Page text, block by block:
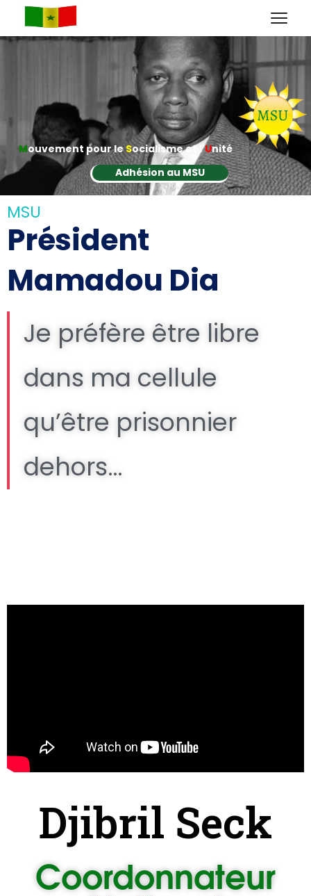
Mouvement pour leSocialisme et l'Unité
Adhésion au MSU
MSU
Président
Mamadou Dia
Je préfère être libre
dans ma cellule
qu’être prisonnier
dehors…
Djibril Seck
Coordonnateur